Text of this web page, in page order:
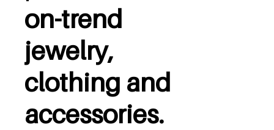
on-trend
jewelry,
clothing and
accessories.